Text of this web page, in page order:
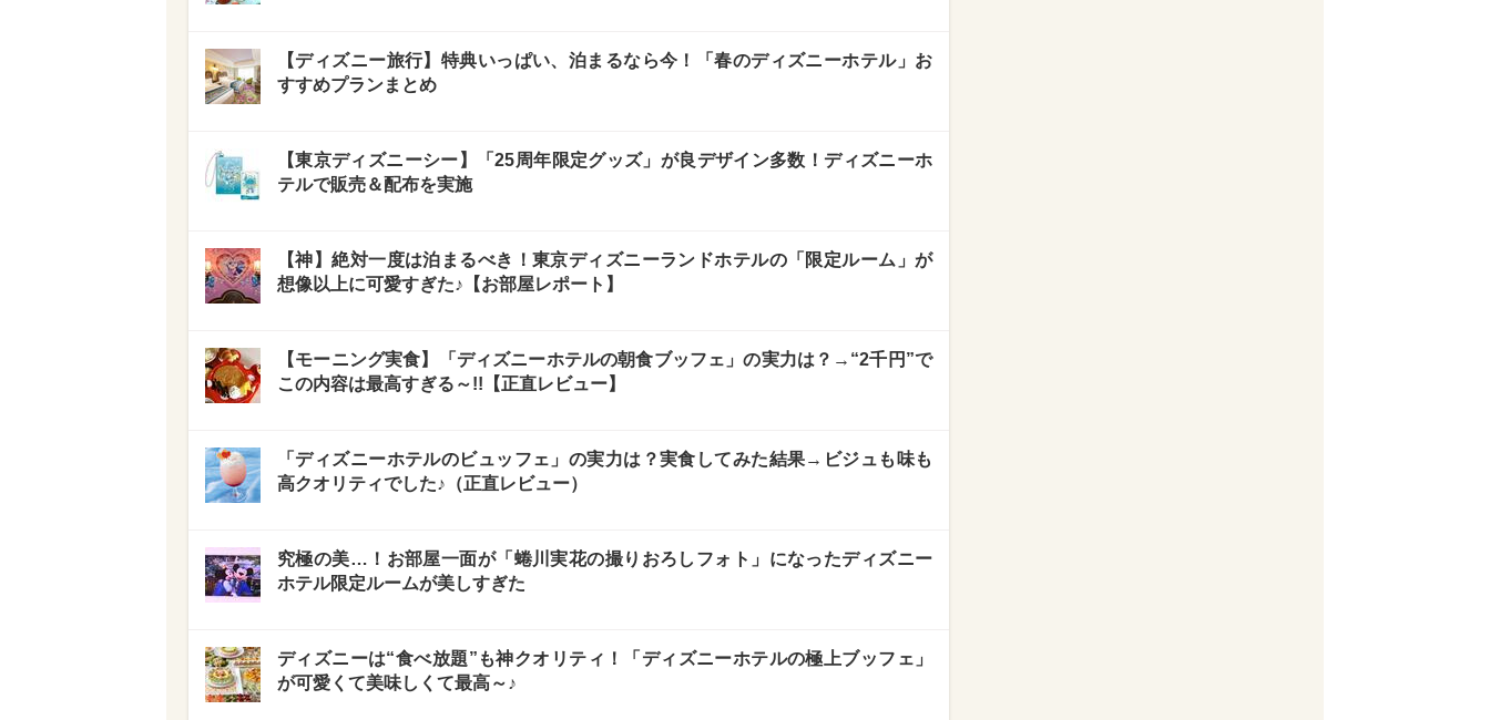
【ディズニー旅行】特典いっぱい、泊まるなら今！「春のディズニーホテル」お
すすめプランまとめ
【東京ディズニーシー】「25周年限定グッズ」が良デザイン多数！ディズニーホ
テルで販売＆配布を実施
【神】絶対一度は泊まるべき！東京ディズニーランドホテルの「限定ルーム」が
想像以上に可愛すぎた♪【お部屋レポート】
【モーニング実食】「ディズニーホテルの朝食ブッフェ」の実力は？→“2千円”で
この内容は最高すぎる～!!【正直レビュー】
「ディズニーホテルのビュッフェ」の実力は？実食してみた結果→ビジュも味も
高クオリティでした♪（正直レビュー）
究極の美…！お部屋一面が「蜷川実花の撮りおろしフォト」になったディズニー
ホテル限定ルームが美しすぎた
ディズニーは“食べ放題”も神クオリティ！「ディズニーホテルの極上ブッフェ」
が可愛くて美味しくて最高～♪